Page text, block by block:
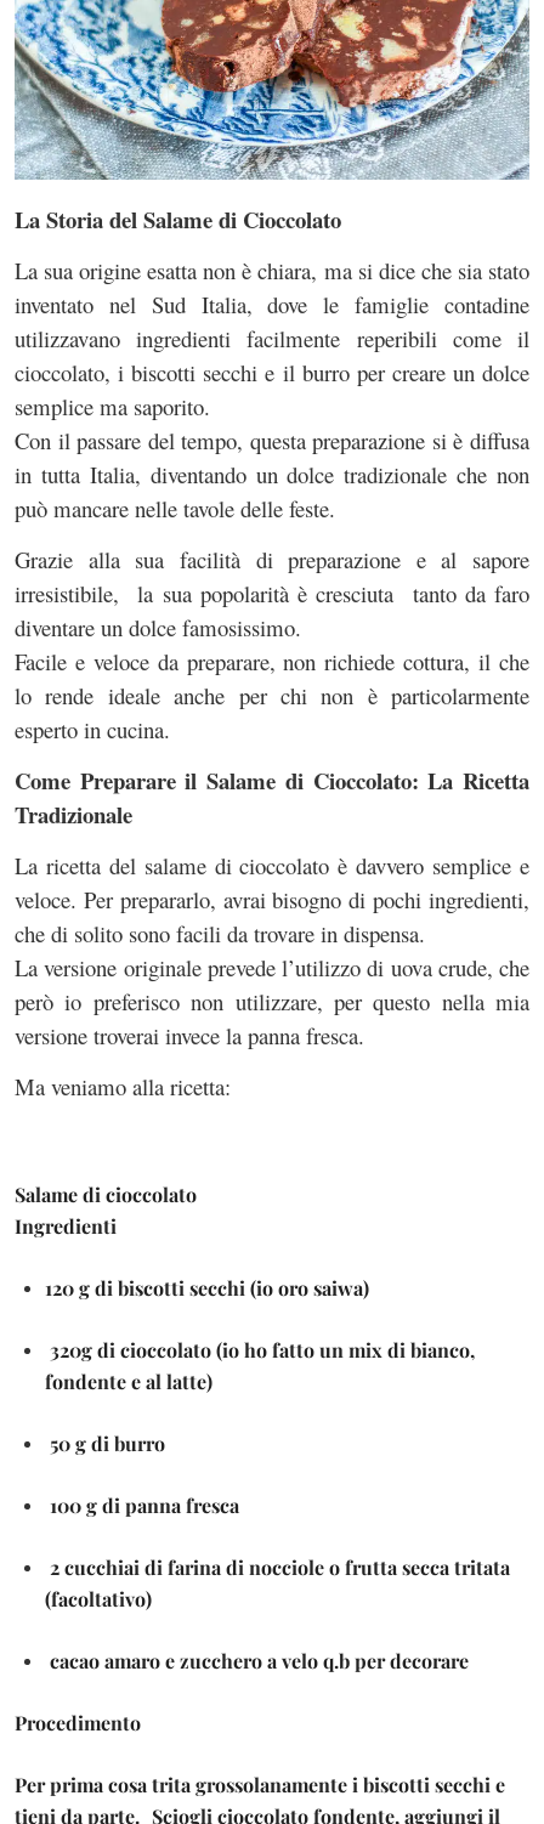
La Storia del Salame di Cioccolato
La sua origine esatta non è chiara, ma si dice che sia stato
inventato nel Sud Italia, dove le famiglie contadine
utilizzavano ingredienti facilmente reperibili come il
cioccolato, i biscotti secchi e il burro per creare un dolce
semplice ma saporito.
Con il passare del tempo, questa preparazione si è diffusa
in tutta Italia, diventando un dolce tradizionale che non
può mancare nelle tavole delle feste.
Grazie alla sua facilità di preparazione e al sapore
irresistibile, la sua popolarità è cresciuta tanto da faro
diventare un dolce famosissimo.
Facile e veloce da preparare, non richiede cottura, il che
lo rende ideale anche per chi non è particolarmente
esperto in cucina.
Come Preparare il Salame di Cioccolato: La Ricetta
Tradizionale
La ricetta del salame di cioccolato è davvero semplice e
veloce. Per prepararlo, avrai bisogno di pochi ingredienti,
che di solito sono facili da trovare in dispensa.
La versione originale prevede l’utilizzo di uova crude, che
però io preferisco non utilizzare, per questo nella mia
versione troverai invece la panna fresca.
Ma veniamo alla ricetta:
Salame di cioccolato
Ingredienti
120 g di biscotti secchi (io oro saiwa)
320g di cioccolato (io ho fatto un mix di bianco,
fondente e al latte)
50 g di burro
100 g di panna fresca
2 cucchiai di farina di nocciole o frutta secca tritata
(facoltativo)
cacao amaro e zucchero a velo q.b per decorare
Procedimento
Per prima cosa trita grossolanamente i biscotti secchi e
tieni da parte. Sciogli cioccolato fondente, aggiungi il